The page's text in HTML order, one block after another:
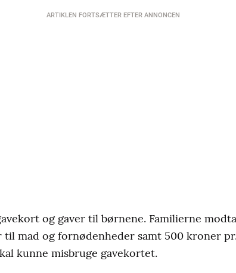
ARTIKLEN FORTSÆTTER EFTER ANNONCEN
og gaver til børnene. Familierne
til mad og fornødenheder samt 500 kroner
kunne misbruge gavekortet.